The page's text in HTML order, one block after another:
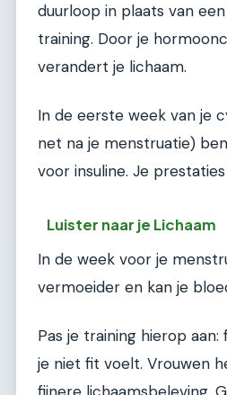
duurloop in plaats van
training. Door je
verandert je lichaam.
In de eerste week van je
net na je menstruatie)
voor insuline. Je
Luister naar je Lichaam
In de week voor je
vermoeider en kan je
Pas je training hierop
je niet fit voelt. Vrouwen